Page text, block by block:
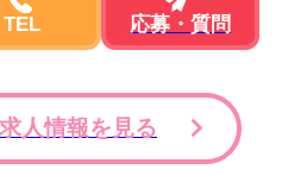
TEL 応募・質問
人情報を見る